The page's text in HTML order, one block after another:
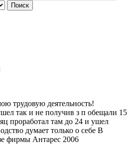
трудовую деятельность!
так и не получив з п обещали 15
проработал там до 24 и ушел
думает только о себе В
фирмы Антарес 2006